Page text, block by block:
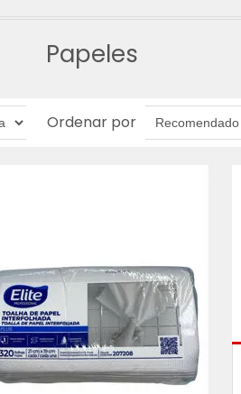
Papeles
Ordenar por